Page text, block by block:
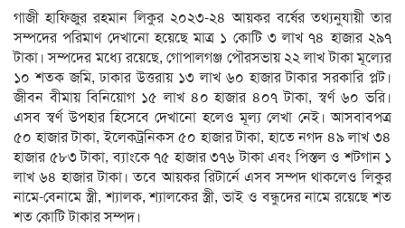
গাজী হাফিজুর রহমান লিকুর ২০২৩-২৪ আয়কর বর্ষের তথ্যনুযায়ী তার
সম্পদের পরিমাণ দেখানো হয়েছে মাত্র ১ কোটি ৩ লাখ ৭৪ হাজার ২৯৭
টাকা। সম্পদের মধ্যে রয়েছে, গোপালগঞ্জ পৌরসভায় ২২ লাখ টাকা মূল্যের
১০ শতক জমি, ঢাকার উত্তরায় ১৩ লাখ ৬০ হাজার টাকার সরকারি প্লট।
জীবন বীমায় বিনিয়োগ ১৫ লাখ ৪০ হাজার ৪০৭ টাকা, স্বর্ণ ৬০ ভরি।
এসব স্বর্ণ উপহার হিসেবে দেখানো হলেও মূল্য লেখা নেই। আসবাবপত্র
৫০ হাজার টাকা, ইলেকট্রনিকস ৫০ হাজার টাকা, হাতে নগদ ৪৯ লাখ ৩৪
হাজার ৫৮৩ টাকা, ব্যাংকে ৭৫ হাজার ৩৭৬ টাকা এবং পিস্তল ও শটগান ১
লাখ ৬৪ হাজার টাকা। তবে আয়কর রিটার্নে এসব সম্পদ থাকলেও লিকুর
নামে-বেনামে স্ত্রী, শ্যালক, শ্যালকের স্ত্রী, ভাই ও বন্ধুদের নামে রয়েছে শত
শত কোটি টাকার সম্পদ।